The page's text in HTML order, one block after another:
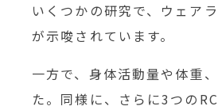
いくつかの研究で、ウェア
が示唆されています。
一方で、身体活動量や体重
た。同様に、さらに3つの